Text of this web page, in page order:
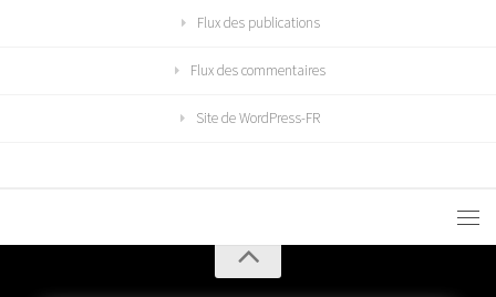
Flux des publications
Flux des commentaires
Site de WordPress-FR